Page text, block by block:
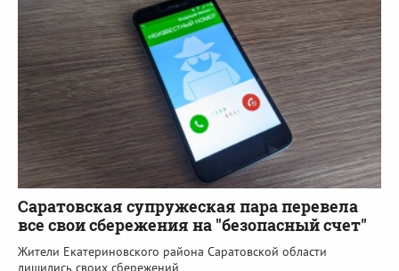
Саратовская супружеская пара перевела
все свои сбережения на "безопасный счет"
Жители Екатериновского района Саратовской области
лишились своих сбережений